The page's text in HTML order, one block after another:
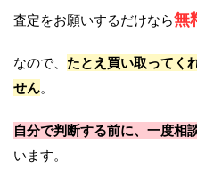
査定をお願いするだけなら無
なので、 たとえ買い取ってく
せん。
自分で判断する前に、一度相
います。